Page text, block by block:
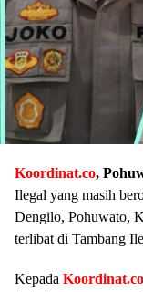
Koordinat.co,
Ilegal yang masih
Dengilo, Pohuwato,
terlibat di Tambang
Kepada Koordinat.co